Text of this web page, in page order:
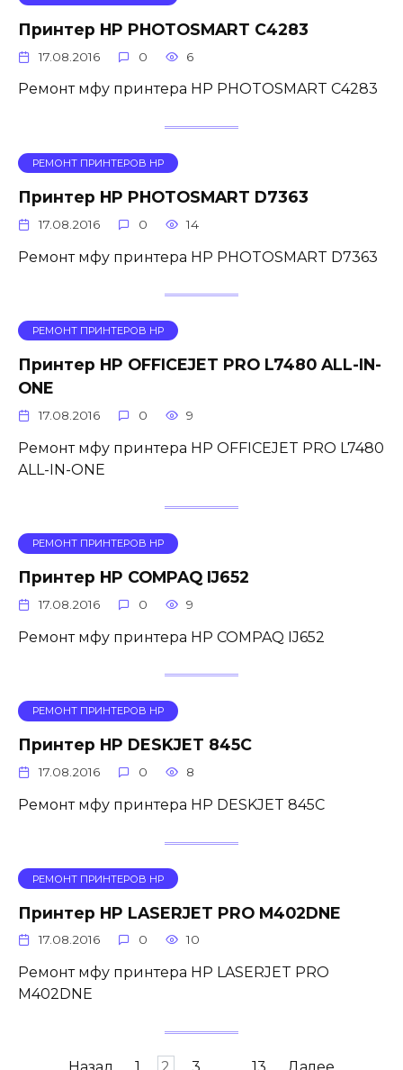
Принтер HP PHOTOSMART C4283
17.08.2016 0 6
Ремонт мфу принтера HP PHOTOSMART C4283
РЕМОНТ ПРИНТЕРОВ HP
Принтер HP PHOTOSMART D7363
17.08.2016 0 14
Ремонт мфу принтера HP PHOTOSMART D7363
РЕМОНТ ПРИНТЕРОВ HP
Принтер HP OFFICEJET PRO L7480 ALL-IN-
ONE
17.08.2016 0 9
Ремонт мфу принтера HP OFFICEJET PRO L7480
ALL-IN-ONE
РЕМОНТ ПРИНТЕРОВ HP
Принтер HP COMPAQ IJ652
17.08.2016 0 9
Ремонт мфу принтера HP COMPAQ IJ652
РЕМОНТ ПРИНТЕРОВ HP
Принтер HP DESKJET 845C
17.08.2016 0 8
Ремонт мфу принтера HP DESKJET 845C
РЕМОНТ ПРИНТЕРОВ HP
Принтер HP LASERJET PRO M402DNE
17.08.2016 0 10
Ремонт мфу принтера HP LASERJET PRO
M402DNE
Пагинация